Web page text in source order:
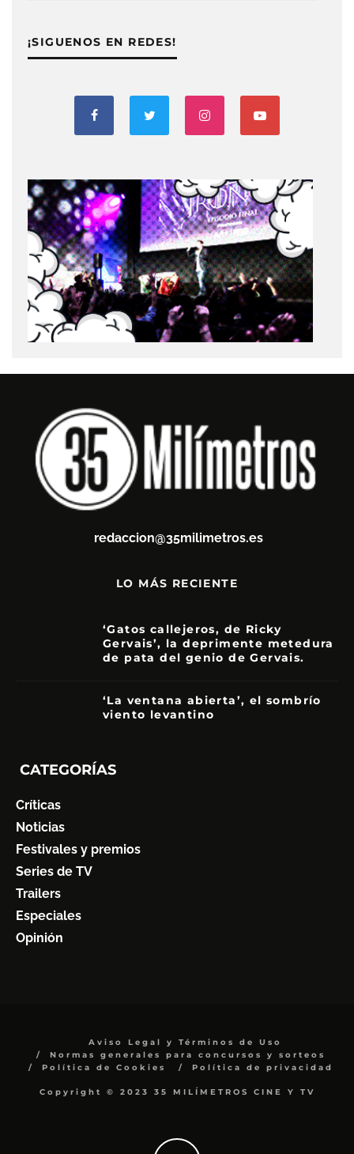
¡SIGUENOS EN REDES!
redaccion@35milimetros.es
LO MÁS RECIENTE
‘Gatos callejeros, de Ricky
Gervais’, la deprimente metedura
de pata del genio de Gervais.
‘La ventana abierta’, el sombrío
viento levantino
CATEGORÍAS
Críticas
Noticias
Festivales y premios
Series de TV
Trailers
Especiales
Opinión
Aviso Legal y Términos de Uso
Normas generales para concursos y sorteos
Política de Cookies
Política de privacidad
Copyright © 2023 35 MILÍMETROS CINE Y TV